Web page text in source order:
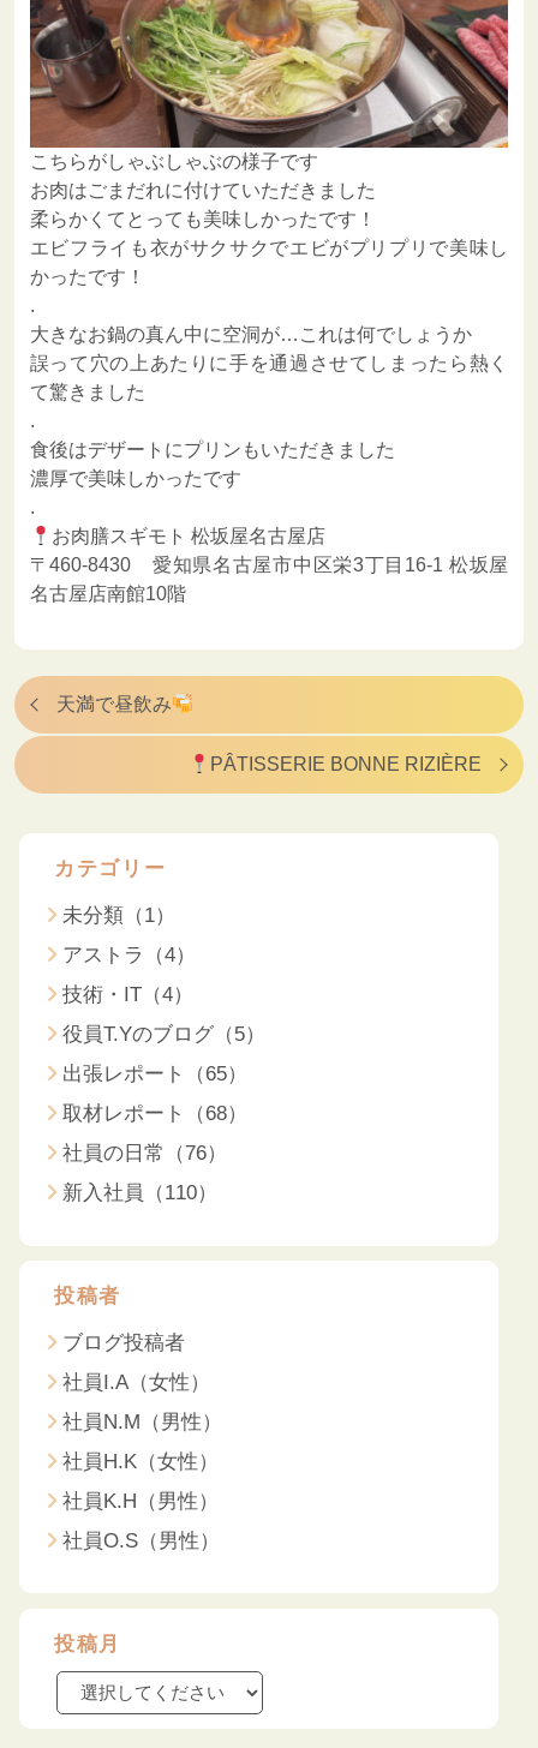
こちらがしゃぶしゃぶの様子です
お肉はごまだれに付けていただきました
柔らかくてとっても美味しかったです！
エビフライも衣がサクサクでエビがプリプリで美味し
かったです！
.
大きなお鍋の真ん中に空洞が…これは何でしょうか
誤って穴の上あたりに手を通過させてしまったら熱く
て驚きました
.
食後はデザートにプリンもいただきました
濃厚で美味しかったです
.
お肉膳スギモト 松坂屋名古屋店
〒460-8430 愛知県名古屋市中区栄3丁目16-1 松坂屋
名古屋店南館10階
天満で昼飲み
PÂTISSERIE BONNE RIZIÈRE
カテゴリー
未分類（1）
アストラ（4）
技術・IT（4）
役員T.Yのブログ（5）
出張レポート（65）
取材レポート（68）
社員の日常（76）
新入社員（110）
投稿者
ブログ投稿者
社員I.A（女性）
社員N.M（男性）
社員H.K（女性）
社員K.H（男性）
社員O.S（男性）
投稿月